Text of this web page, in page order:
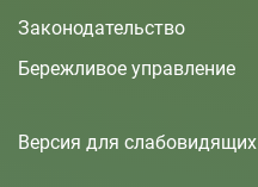
Законодательство
Бережливое управление
Версия для слабовидящих